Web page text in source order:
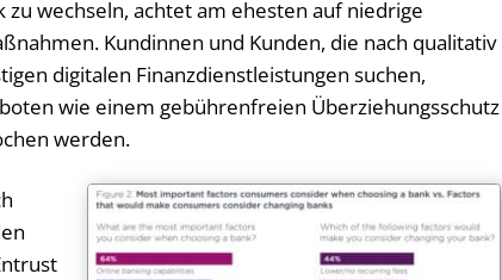
wechseln, achtet am ehesten auf niedrige
Kundinnen und Kunden, die nach qualitativ
digitalen Finanzdienstleistungen suchen,
wie einem gebührenfreien Überziehungsschutz
werden.